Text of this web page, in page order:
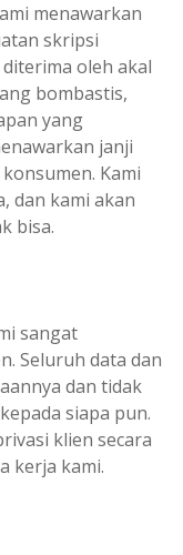
menawarkan
skripsi
oleh akal
bombastis,
yang
janji
Kami
dan kami akan
bisa.
sangat
Seluruh data dan
dan tidak
siapa pun.
klien secara
kerja kami.